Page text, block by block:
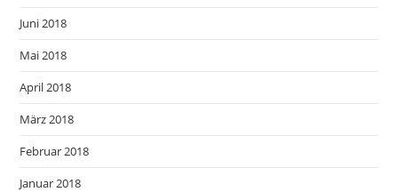
Juni 2018
Mai 2018
April 2018
März 2018
Februar 2018
Januar 2018